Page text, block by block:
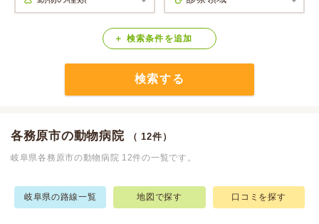
Calooペットとは？ 検索条件 を追加
検索する
各務原市の動物病院 （ 12件）
岐阜県各務原市の動物病院 12件の一覧です。
岐阜県の路線一覧 地図で探す 口コミを探す